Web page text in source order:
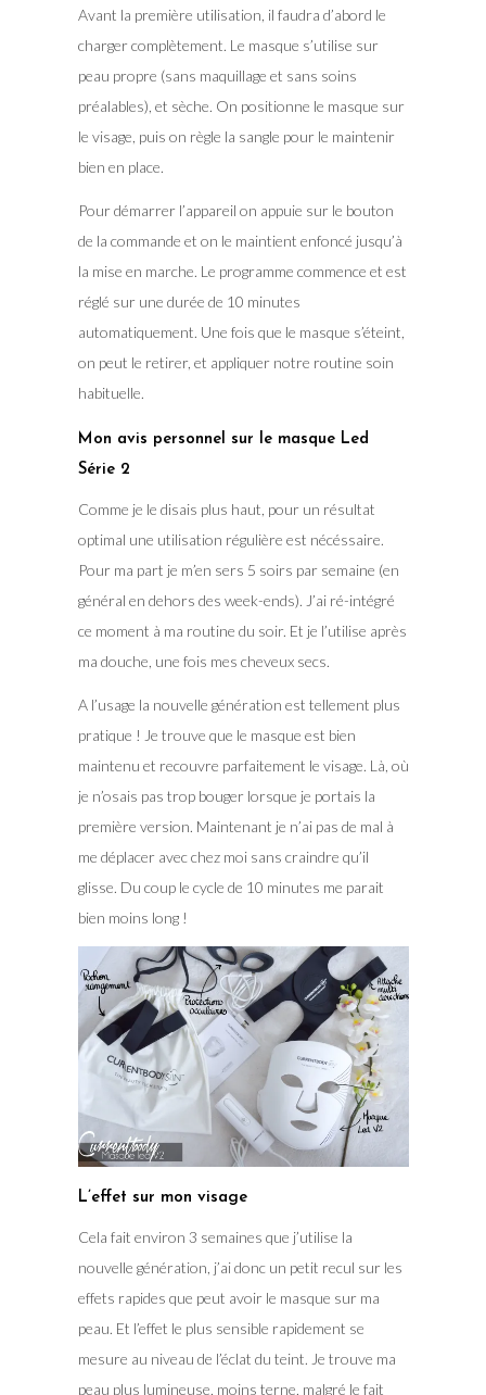
Avant la première utilisation, il faudra d’abord le
charger complètement. Le masque s’utilise sur
peau propre (sans maquillage et sans soins
préalables), et sèche. On positionne le masque sur
le visage, puis on règle la sangle pour le maintenir
bien en place.
Pour démarrer l’appareil on appuie sur le bouton
de la commande et on le maintient enfoncé jusqu’à
la mise en marche. Le programme commence et est
réglé sur une durée de 10 minutes
automatiquement. Une fois que le masque s’éteint,
on peut le retirer, et appliquer notre routine soin
habituelle.
Mon avis personnel sur le masque Led
Série 2
Comme je le disais plus haut, pour un résultat
optimal une utilisation régulière est nécéssaire.
Pour ma part je m’en sers 5 soirs par semaine (en
général en dehors des week-ends). J’ai ré-intégré
ce moment à ma routine du soir. Et je l’utilise après
ma douche, une fois mes cheveux secs.
A l’usage la nouvelle génération est tellement plus
pratique ! Je trouve que le masque est bien
maintenu et recouvre parfaitement le visage. Là, où
je n’osais pas trop bouger lorsque je portais la
première version. Maintenant je n’ai pas de mal à
me déplacer avec chez moi sans craindre qu’il
glisse. Du coup le cycle de 10 minutes me parait
bien moins long !
L’effet sur mon visage
Cela fait environ 3 semaines que j’utilise la
nouvelle génération, j’ai donc un petit recul sur les
effets rapides que peut avoir le masque sur ma
peau. Et l’effet le plus sensible rapidement se
mesure au niveau de l’éclat du teint. Je trouve ma
peau plus lumineuse, moins terne, malgré le fait